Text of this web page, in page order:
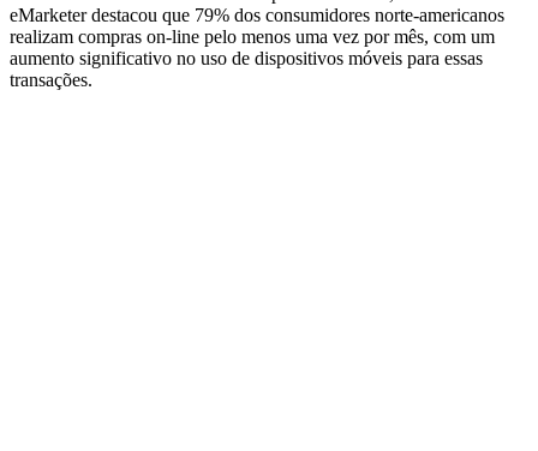
eMarketer destacou que 79% dos consumidores norte-americanos
realizam compras on-line pelo menos uma vez por mês, com um
aumento significativo no uso de dispositivos móveis para essas
transações.